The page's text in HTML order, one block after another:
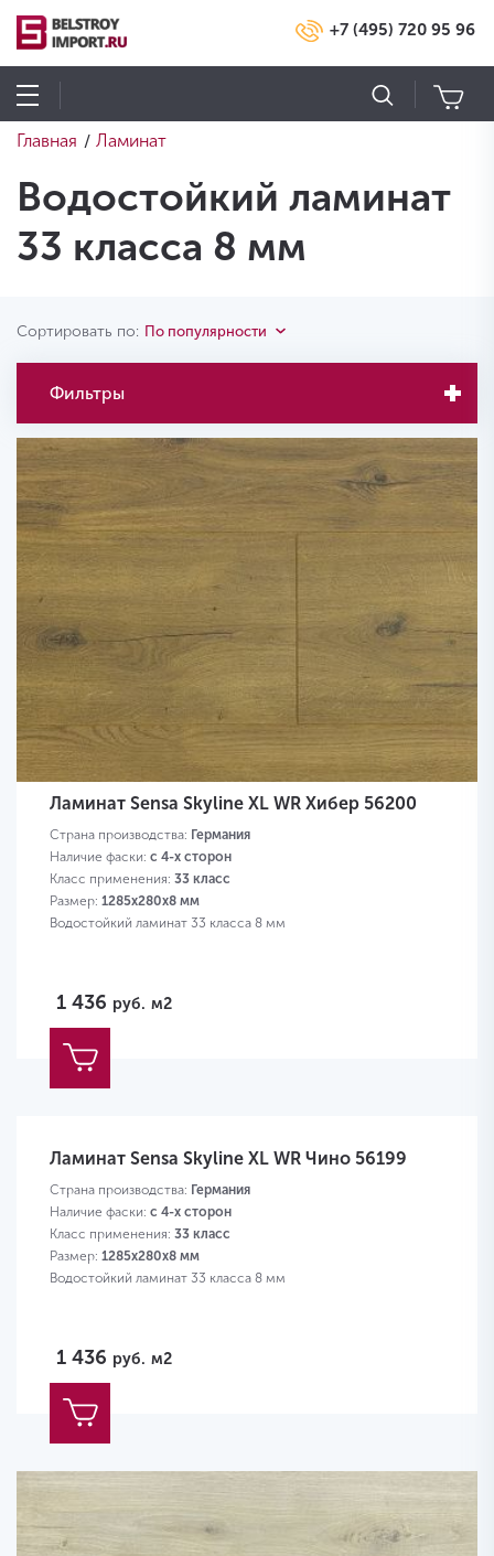
+7 (495) 720 95 96
Главная / Ламинат
Водостойкий ламинат
33 класса 8 мм
Сортировать по: По популярности
Фильтры
Ламинат Sensa Skyline XL WR Хибер 56200
Страна производства: Германия
Наличие фаски: с 4-х сторон
Класс применения: 33 класс
Размер: 1285х280х8 мм
Водостойкий ламинат 33 класса 8 мм
1 436 руб. м2
Ламинат Sensa Skyline XL WR Чино 56199
Страна производства: Германия
Наличие фаски: с 4-х сторон
Класс применения: 33 класс
Размер: 1285х280х8 мм
Водостойкий ламинат 33 класса 8 мм
1 436 руб. м2